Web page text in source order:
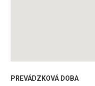
PREVÁDZKOVÁ DOBA